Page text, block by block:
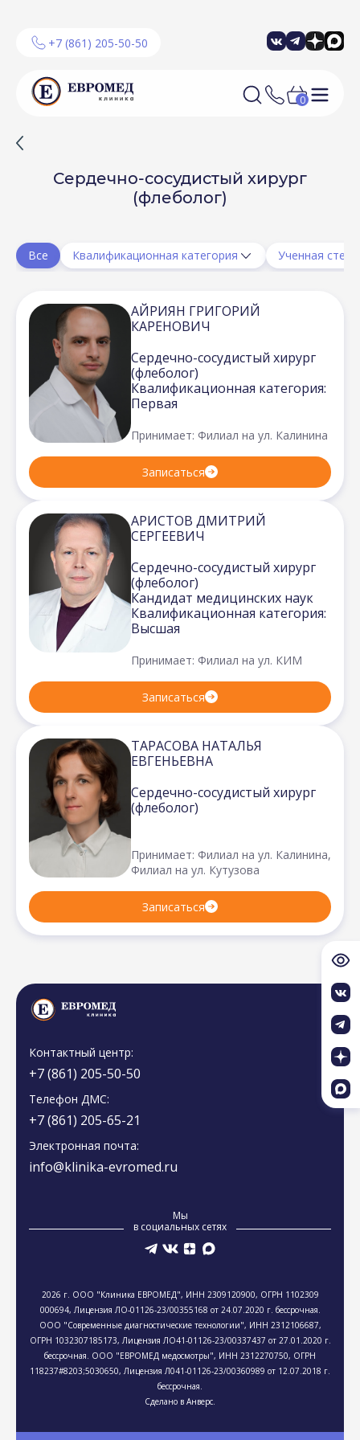
+7 (861) 205-50-50
0
Сердечно-сосудистый хирург
(флеболог)
Все Квалификационная категория Ученная
АЙРИЯН ГРИГОРИЙ
КАРЕНОВИЧ
Сердечно-сосудистый хирург
(флеболог)
Квалификационная категория:
Первая
Принимает: Филиал на ул. Калинина
Записаться
АРИСТОВ ДМИТРИЙ
СЕРГЕЕВИЧ
Сердечно-сосудистый хирург
(флеболог)
Кандидат медицинских наук
Квалификационная категория:
Высшая
Принимает: Филиал на ул. КИМ
Записаться
ТАРАСОВА НАТАЛЬЯ
ЕВГЕНЬЕВНА
Сердечно-сосудистый хирург
(флеболог)
Принимает: Филиал на ул. Калинина,
Филиал на ул. Кутузова
Записаться
Контактный центр:
+7 (861) 205-50-50
Телефон ДМС:
+7 (861) 205-65-21
Электронная почта:
info@klinika-evromed.ru
Мы
в социальных сетях
2026 г. ООО "Клиника ЕВРОМЕД", ИНН 23091​20900, ОГРН 1102309​
000694, Лицензия ЛО-01126-23/00355168 от 24.07.2020 г. бессрочная.
ООО "Современные диагностические технологии", ИНН 2312106​687,
ОГРН 103230​7185173, Лицензия ЛО41-01126-23/00337437 от 27.01.2020 г.
бессрочная. ООО "ЕВРОМЕД медосмотры", ИНН 23122​70750, ОГРН
118237#8203;5030​650, Лицензия Л041-01126-23/00360989 от 12.07.2018 г.
бессрочная.
Cделано в Анверс.